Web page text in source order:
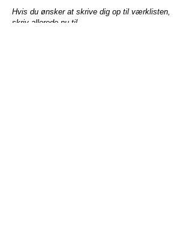
Hvis du ønsker at skrive dig op til værklisten,
skriv allerede nu til